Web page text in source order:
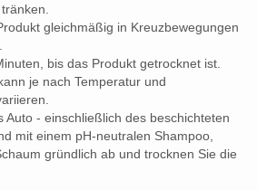
gleichmäßig in Kreuzbewegungen
bis das Produkt getrocknet ist.
je nach Temperatur und
Auto - einschließlich des beschichteten
mit einem pH-neutralen Shampoo,
gründlich ab und trocknen Sie die